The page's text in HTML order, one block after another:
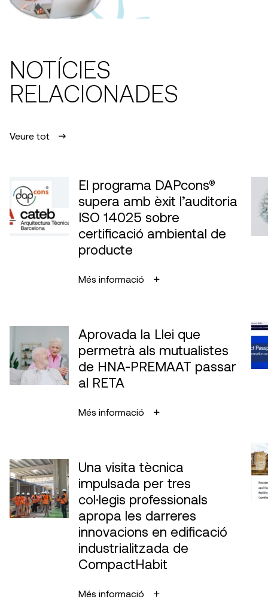
NOTÍCIES
RELACIONADES
Veure tot
El programa DAPcons®
supera amb èxit l’auditoria
ISO 14025 sobre
certificació ambiental de
producte
Més informació
Aprovada la Llei que
permetrà als mutualistes
de HNA-PREMAAT passar
al RETA
Més informació
Una visita tècnica
impulsada per tres
col·legis professionals
apropa les darreres
innovacions en edificació
industrialitzada de
CompactHabit
Més informació